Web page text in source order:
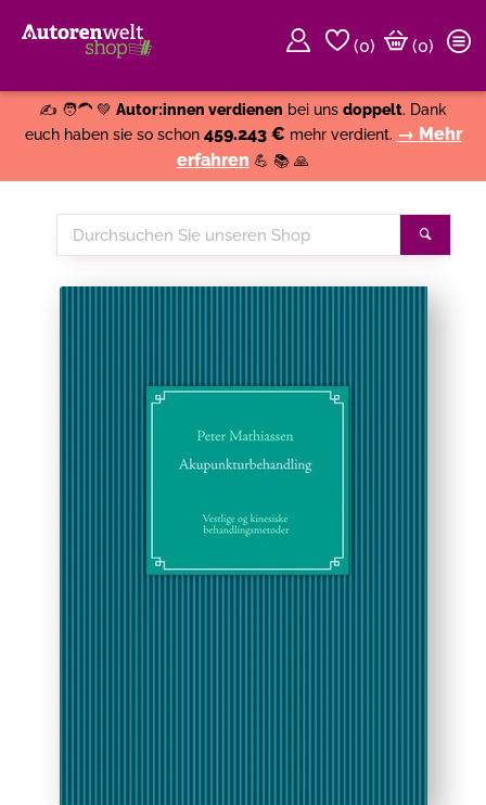
(0)
(0)
✍️ 🧑‍🦱 💚 Autor:innen verdienen bei uns doppelt. Dank
euch haben sie so schon 459.243 € mehr verdient. → Mehr
erfahren 💪 📚 🙏
Durchsuchen
Sie